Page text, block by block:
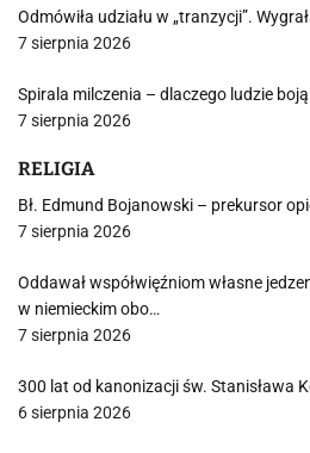
Odmówiła udziału w „tranzycji”.
7 sierpnia 2026
Spirala milczenia – dlaczego ludzie
7 sierpnia 2026
RELIGIA
Bł. Edmund Bojanowski – prekursor
7 sierpnia 2026
Oddawał współwięźniom własne
w niemieckim obo…
7 sierpnia 2026
300 lat od kanonizacji św. Stanisława
6 sierpnia 2026